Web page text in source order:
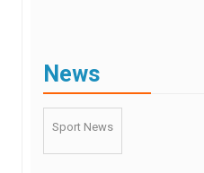
News
Sport News